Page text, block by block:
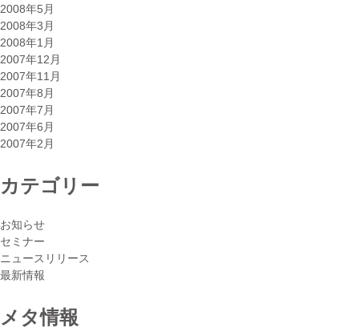
2008年5月
2008年3月
2008年1月
2007年12月
2007年11月
2007年8月
2007年7月
2007年6月
2007年2月
カテゴリー
お知らせ
セミナー
ニュースリリース
最新情報
メタ情報